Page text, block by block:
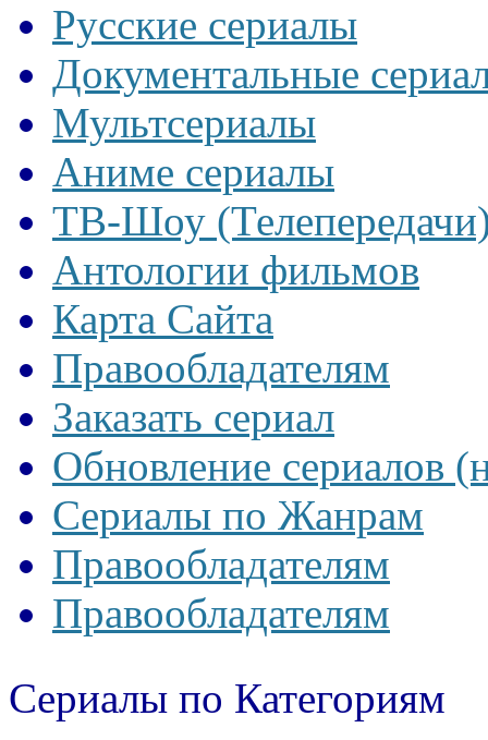
Русские сериалы
Документальные
Мультсериалы
Аниме сериалы
ТВ-Шоу
Антологии фильмов
Карта Сайта
Правообладателям
Заказать сериал
Обновление сериалов
Сериалы по Жанрам
Правообладателям
Правообладателям
Сериалы по Категориям